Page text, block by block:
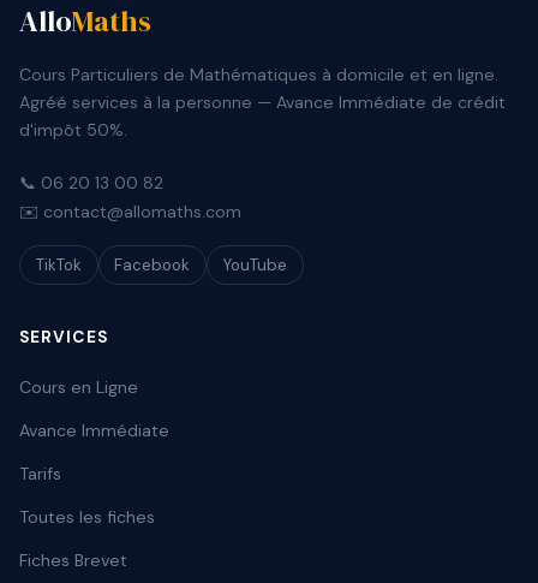
AlloMaths
Cours Particuliers de Mathématiques à domicile et en ligne.
Agréé services à la personne — Avance Immédiate de crédit
d'impôt 50%.
📞 06 20 13 00 82
✉️ contact@allomaths.com
TikTok Facebook YouTube
SERVICES
Cours en Ligne
Avance Immédiate
Tarifs
Toutes les fiches
Fiches Brevet